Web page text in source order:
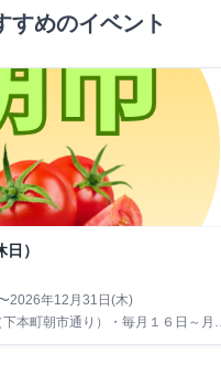
すめのイベント
）
2026年12月31日(木)
市通り）・毎月１６日～月末（仲本町朝市通り）